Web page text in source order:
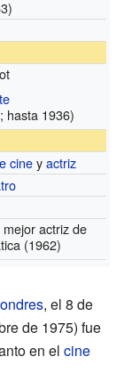
; hasta 1936)
cineyactriz
actriz de
(1962)
, el 8 de
de 1975) fue
en el cine